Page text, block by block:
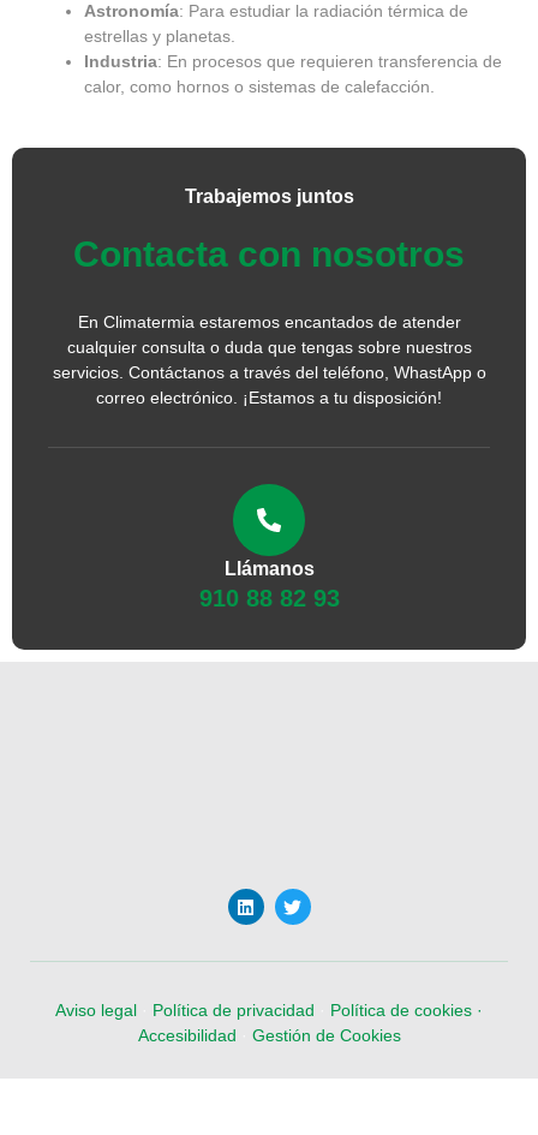
Astronomía: Para estudiar la radiación térmica de
estrellas y planetas.
Industria: En procesos que requieren transferencia de
calor, como hornos o sistemas de calefacción.
Trabajemos juntos
Contacta con nosotros
En Climatermia estaremos encantados de atender
cualquier consulta o duda que tengas sobre nuestros
servicios. Contáctanos a través del teléfono, WhastApp o
correo electrónico. ¡Estamos a tu disposición!
Llámanos
910 88 82 93
Aviso legal Política de privacidad
Política de cookies ·
Accesibilidad
Gestión de Cookies